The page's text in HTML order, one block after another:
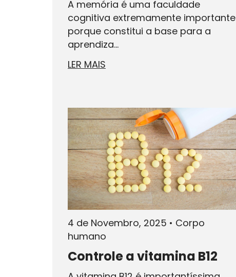
A memória é uma faculdade
cognitiva extremamente importante
porque constitui a base para a
aprendiza...
LER MAIS
4 de Novembro, 2025 • Corpo
humano
Controle a vitamina B12